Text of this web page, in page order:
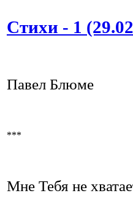
Стихи - 1
Павел Блюме
***
Мне Тебя не